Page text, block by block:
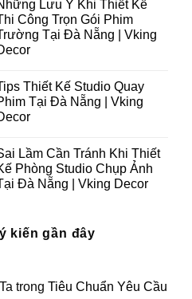
Studio
Chụp
Những
Kế
Nẵng
Lưu Ý Khi Thiết Kế
Công Trọn Gói Phim
Tại Đà Nẵng | Vking
bình
Những
Công
Trường
Tại
Thiết Kế Studio Quay
Tại Đà Nẵng | Vking
Tips
Quay
Phim
Lầm Cần Tránh Khi Thiết
Phòng Studio Chụp Ảnh
Đà Nẵng | Vking Decor
luận kiến gần đây
trong Tiêu Chuẩn Yêu Cầu